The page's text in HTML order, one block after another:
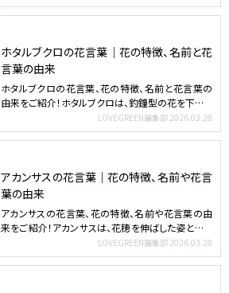
ホタルブクロの花言葉｜花の特徴、名前と花
言葉の由来
ホタルブクロの花言葉、花の特徴、名前と花言葉の
由来をご紹介！ホタルブクロは、釣鐘型の花を下向き
LOVEGREEN編集部 2026.03.28
アカンサスの花言葉｜花の特徴、名前や花言
葉の由来
アカンサスの花言葉、花の特徴、名前や花言葉の由
来をご紹介！アカンサスは、花穂を伸ばした姿と大き
LOVEGREEN編集部 2026.03.28